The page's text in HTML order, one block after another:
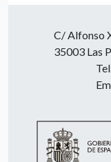
C/ Alfonso
35003 Las